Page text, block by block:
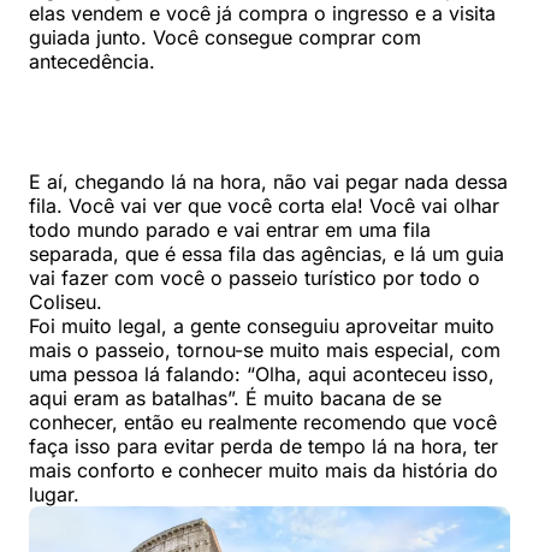
elas vendem e você já compra o ingresso e a visita
guiada junto. Você consegue comprar com
antecedência.
E aí, chegando lá na hora, não vai pegar nada dessa
fila. Você vai ver que você corta ela! Você vai olhar
todo mundo parado e vai entrar em uma fila
separada, que é essa fila das agências, e lá um guia
vai fazer com você o passeio turístico por todo o
Coliseu.
Foi muito legal, a gente conseguiu aproveitar muito
mais o passeio, tornou-se muito mais especial, com
uma pessoa lá falando: “Olha, aqui aconteceu isso,
aqui eram as batalhas”. É muito bacana de se
conhecer, então eu realmente recomendo que você
faça isso para evitar perda de tempo lá na hora, ter
mais conforto e conhecer muito mais da história do
lugar.